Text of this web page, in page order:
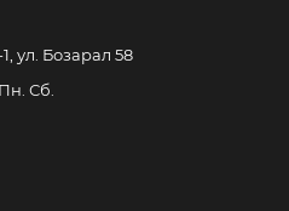
ул. Бозарал 58
Сб.